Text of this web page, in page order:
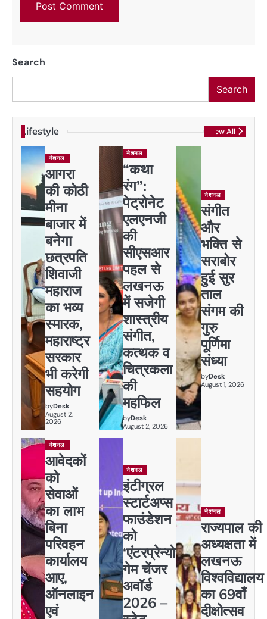
Search
Search
Lifestyle View All
नेशनल
आगरा
की कोठी
मीना
बाजार में
बनेगा
छत्रपति
शिवाजी
महाराज
का भव्य
स्मारक,
महाराष्ट्र
सरकार
भी करेगी
सहयोग
byDesk
August 2,
2026
नेशनल
“कथा
रंग”:
पेट्रोनेट
एलएनजी
की
सीएसआर
पहल से
लखनऊ
में सजेगी
शास्त्रीय
संगीत,
कत्थक व
चित्रकला
की
महफिल
byDesk
August 2, 2026
नेशनल
संगीत
और
भक्ति से
सराबोर
हुई सुर
ताल
संगम की
गुरु
पूर्णिमा
संध्या
byDesk
August 1, 2026
नेशनल
आवेदकों
को
सेवाओं
का लाभ
बिना
परिवहन
कार्यालय
आए,
ऑनलाइन
एवं
नेशनल
इंटीग्रल
स्टार्टअप्स
फाउंडेशन
को
‘एंटरप्रेन्योर
गेम चेंजर
अवॉर्ड
2026 –
नेशनल
राज्यपाल की
अध्यक्षता में
लखनऊ
विश्वविद्यालय
का 69वाँ
दीक्षोत्सव